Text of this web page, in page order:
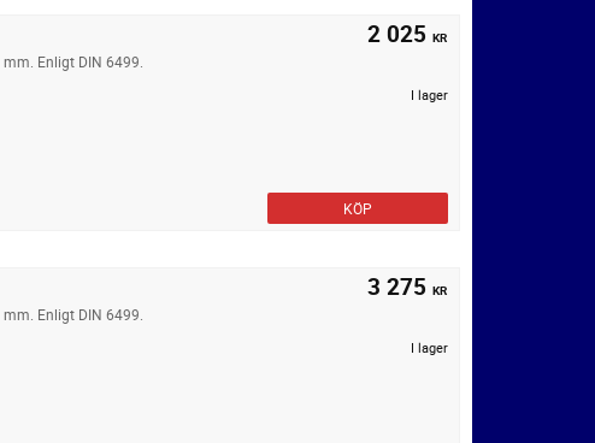
Enligt DIN 6499.
2 025 KR
I lager
KÖP
Enligt DIN 6499.
3 275 KR
I lager